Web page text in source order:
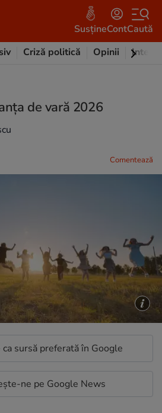
SusțineContCaută
Criză politică Opinii
de vară 2026
Comentează
sursă preferată în Google
ne pe Google News